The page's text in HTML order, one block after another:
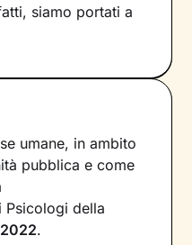
siamo portati a
il nostro
vizioso e
positivo , è
e
emozioni
su di essi.
incontri sarà quello
umane, in ambito
pubblica e come
Psicologi della
2022.